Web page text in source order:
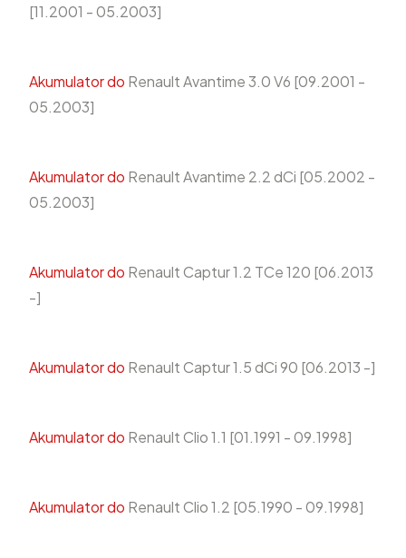
[11.2001 - 05.2003]
Akumulator do Renault Avantime 3.0 V6 [09.2001 -
05.2003]
Akumulator do Renault Avantime 2.2 dCi [05.2002 -
05.2003]
Akumulator do Renault Captur 1.2 TCe 120 [06.2013
-]
Akumulator do Renault Captur 1.5 dCi 90 [06.2013 -]
Akumulator do Renault Clio 1.1 [01.1991 - 09.1998]
Akumulator do Renault Clio 1.2 [05.1990 - 09.1998]